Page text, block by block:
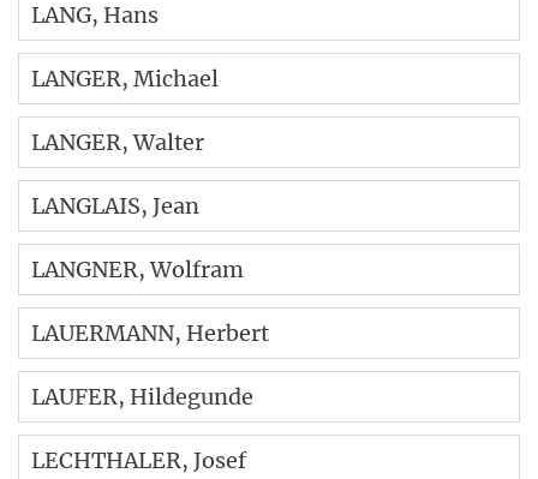
LANG, Hans
LANGER, Michael
LANGER, Walter
LANGLAIS, Jean
LANGNER, Wolfram
LAUERMANN, Herbert
LAUFER, Hildegunde
LECHTHALER, Josef